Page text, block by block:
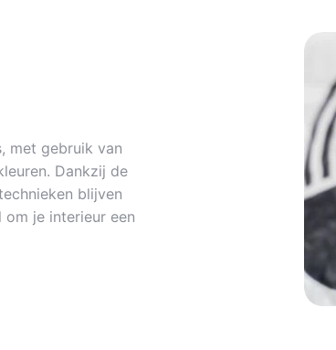
met gebruik van
Dankzij de
blijven
om je interieur een